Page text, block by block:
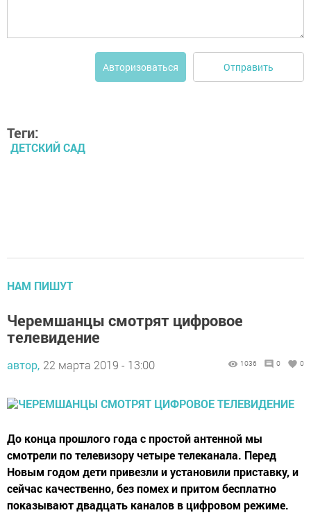
Авторизоваться Отправить
Теги:
ДЕТСКИЙ САД
НАМ ПИШУТ
Черемшанцы смотрят цифровое
телевидение
автор, 22 марта 2019 - 13:00 1036 0 0
До конца прошлого года с простой антенной мы
смотрели по телевизору четыре телеканала. Перед
Новым годом дети привезли и установили приставку, и
сейчас качественно, без помех и притом бесплатно
показывают двадцать каналов в цифровом режиме.